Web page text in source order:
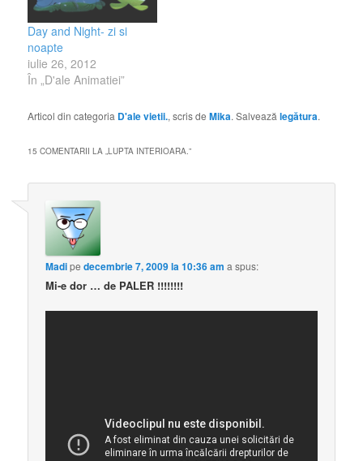
Day and Night- zi si
noapte
iulie 26, 2012
În „D'ale Animatiei”
Articol din categoria D'ale vietii., scris deMika. Salveazălegătura.
15 COMENTARII LA „LUPTA INTERIOARA.”
Madipedecembrie 7, 2009 la 10:36 am a spus:
Mi-e dor … de PALER !!!!!!!!